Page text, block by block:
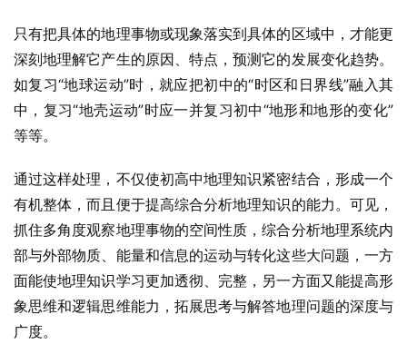
只有把具体的地理事物或现象落实到具体的区域中，才能更
深刻地理解它产生的原因、特点，预测它的发展变化趋势。
如复习“地球运动”时，就应把初中的“时区和日界线”融入其
中，复习“地壳运动”时应一并复习初中“地形和地形的变化”
等等。
通过这样处理，不仅使初高中地理知识紧密结合，形成一个
有机整体，而且便于提高综合分析地理知识的能力。可见，
抓住多角度观察地理事物的空间性质，综合分析地理系统内
部与外部物质、能量和信息的运动与转化这些大问题，一方
面能使地理知识学习更加透彻、完整，另一方面又能提高形
象思维和逻辑思维能力，拓展思考与解答地理问题的深度与
广度。